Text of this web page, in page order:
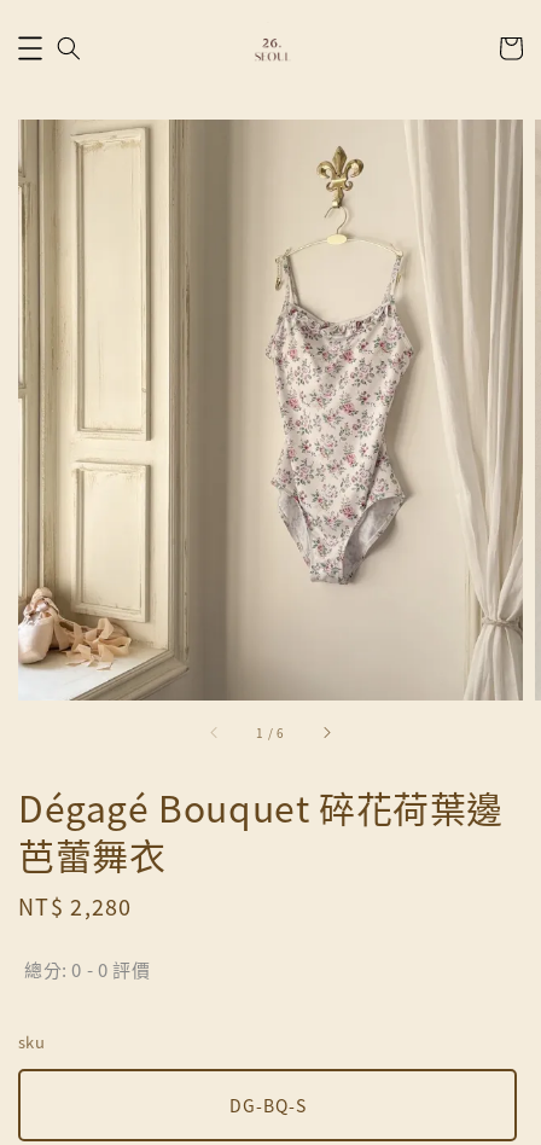
1 /6
Dégagé Bouquet 碎花荷葉邊
芭蕾舞衣
Regular
NT$ 2,280
總分:0 -0評價
sku
DG-BQ-S